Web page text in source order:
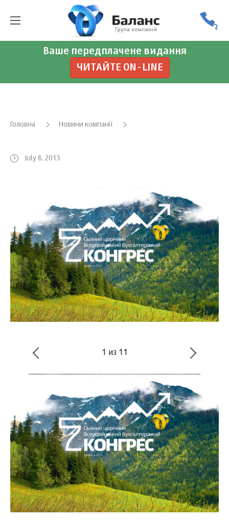
Ваше передплачене видання
ЧИТАЙТЕ ON-LINE
Головна Новини компанії
July 8, 2013
1 из 11